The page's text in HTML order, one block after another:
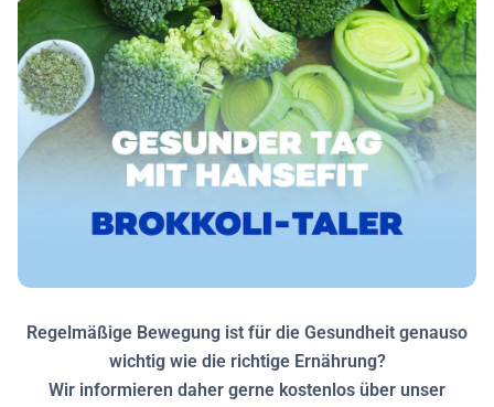
Regelmäßige Bewegung ist für die Gesundheit genauso
wichtig wie die richtige Ernährung?
Wir informieren daher gerne kostenlos über unser